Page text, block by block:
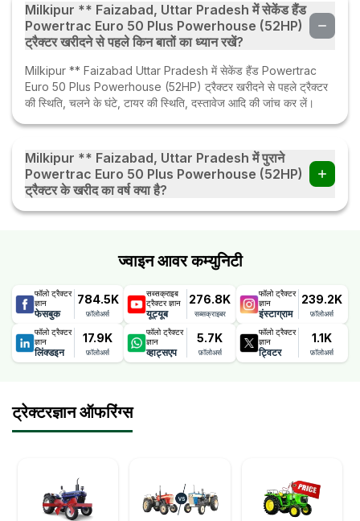
Milkipur ** Faizabad, Uttar Pradesh में सेकेंड हैंड
Powertrac Euro 50 Plus Powerhouse (52HP)
ट्रैक्टर खरीदने से पहले किन बातों का ध्यान रखें?
Milkipur ** Faizabad Uttar Pradesh में सेकेंड हैंड Powertrac
Euro 50 Plus Powerhouse (52HP) ट्रैक्टर खरीदने से पहले ट्रैक्टर
की स्थिति, चलने के घंटे, टायर की स्थिति, दस्तावेज आदि की जांच कर लें।
Milkipur ** Faizabad, Uttar Pradesh में पुराने
Powertrac Euro 50 Plus Powerhouse (52HP)
ट्रैक्टर के खरीद का वर्ष क्या है?
Milkipur ** Faizabad, Uttar Pradesh में पुराने Powertrac Euro
ज्वाइन आवर कम्युनिटी
फॉलो ट्रैक्टर
ज्ञान
फेसबुक
784.5K
फ़ॉलोअर्स
सब्सक्राइब
ट्रैक्टर ज्ञान
यूट्यूब
276.8K
सब्सक्राइबर
फॉलो ट्रैक्टर
ज्ञान
इंस्टाग्राम
239.2K
फ़ॉलोअर्स
फॉलो ट्रैक्टर
ज्ञान
लिंक्डइन
17.9K
फ़ॉलोअर्स
फॉलो ट्रैक्टर
ज्ञान
व्हाट्सएप
5.7K
फ़ॉलोअर्स
फॉलो ट्रैक्टर
ज्ञान
ट्विटर
1.1K
फ़ॉलोअर्स
ट्रेक्टरज्ञान ऑफरिंग्स